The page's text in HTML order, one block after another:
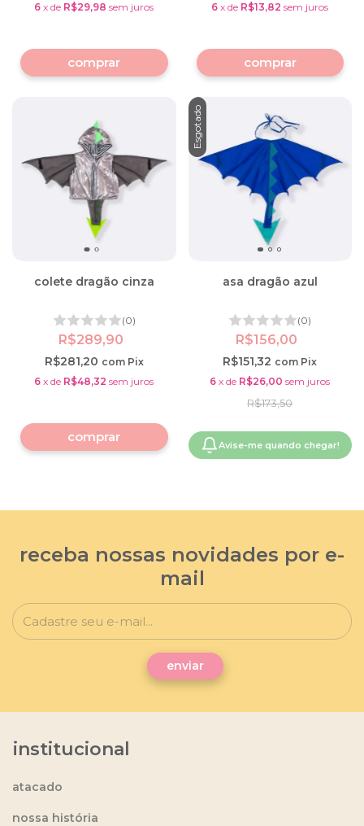
6 xde R$29,98 sem juros
comprar
6 xde R$13,82 sem juros
colete dragão cinza
(0)
R$289,90
R$281,20 com Pix
6 xde R$48,32 sem juros
comprar
Esgotado
asa dragão azul
(0)
R$156,00
R$173,50
R$151,32 com Pix
6 xde R$26,00 sem juros
Avise-me quando chegar!
receba nossas novidades por e-
mail
institucional
atacado
nossa história